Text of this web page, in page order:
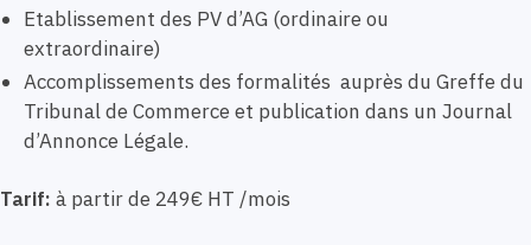
Etablissement des PV d’AG (ordinaire ou
extraordinaire)
Accomplissements des formalités auprès du Greffe du
Tribunal de Commerce et publication dans un Journal
d’Annonce Légale.
Tarif: à partir de 249€ HT /mois